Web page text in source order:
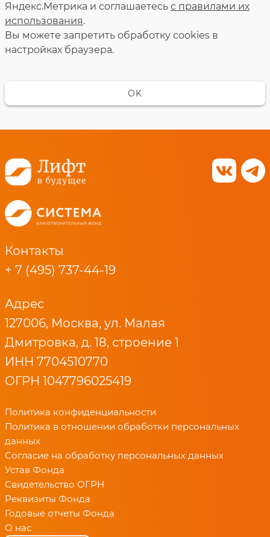
Яндекс.Метрика и соглашаетесь с правилами их
использования.
Вы можете запретить обработку сookies в
настройках браузера.
OK
Контакты
+ 7 (495) 737-44-19
Адрес
127006, Москва, ул. Малая
Дмитровка, д. 18, строение 1
ИНН 7704510770
ОГРН 1047796025419
Политика конфиденциальности
Политика в отношении обработки персональных
данных
Согласие на обработку персональных данных
Устав Фонда
Свидетельство ОГРН
Реквизиты Фонда
Годовые отчеты Фонда
О нас